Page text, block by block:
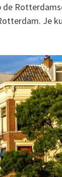
Je